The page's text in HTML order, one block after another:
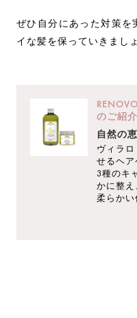
ぜひ自分にあった対策を
イな髪を保っていきましょ
のご紹介
自然の
ヴィラ
せるヘア
3種のキ
かに整え
柔らかい